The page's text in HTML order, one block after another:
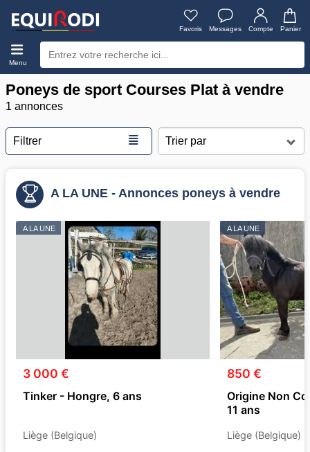
Favoris Messages Compte Panier
Menu
Poneys de sport Courses Plat à vendre
1 annonces
Filtrer ≣
A LA UNE - Annonces poneys à vendre
A LA UNE
3 000 €
Tinker - Hongre, 6 ans
Liège (Belgique)
A LA UNE
850 €
Origine Non
11 ans
Liège (Belgique)